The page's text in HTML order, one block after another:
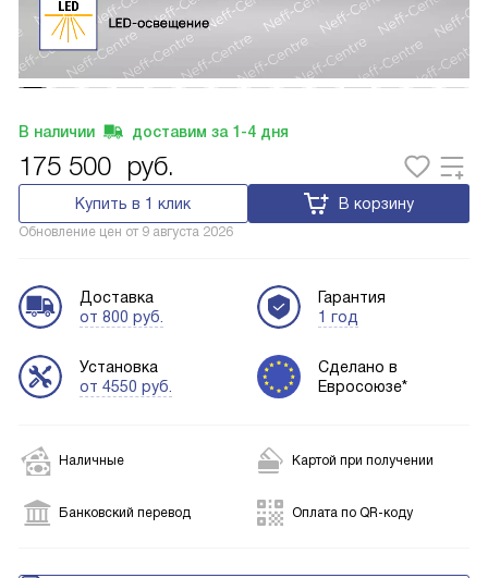
В наличии доставим за 1-4 дня
175 500 руб.
Купить в 1 клик В корзину
Обновление цен от 9 августа 2026
Доставка
от 800 руб.
Установка
от 4550 руб.
Гарантия
1 год
Сделано в
Евросоюзе*
Наличные Картой при получении
Банковский перевод Оплата по QR-коду